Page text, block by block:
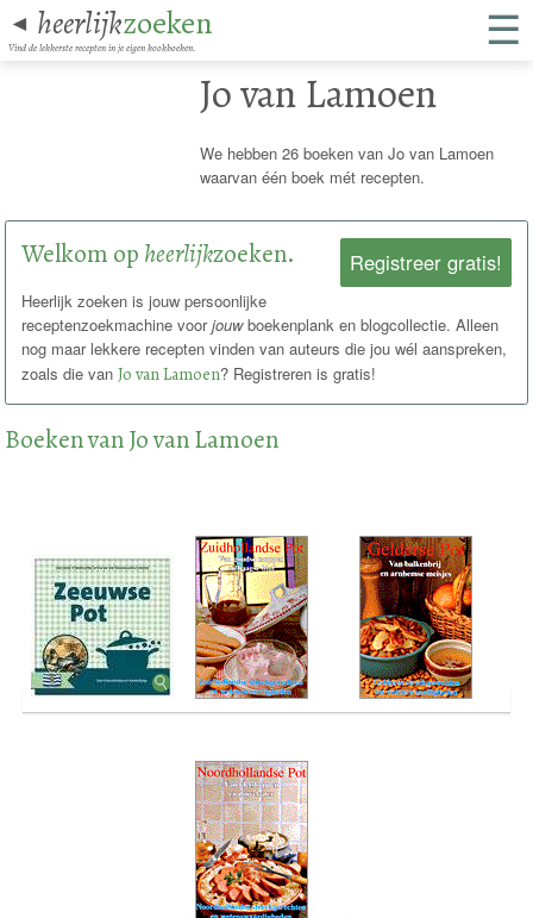
◄ heerlijkzoeken
Vind de lekkerste recepten in je eigen kookboeken. ☰
Jo van Lamoen
We hebben 26 boeken van Jo van Lamoen
waarvan één boek mét recepten.
Registreer gratis!
Welkom op heerlijkzoeken.
Heerlijk zoeken is jouw persoonlijke
receptenzoekmachine voorjouwboekenplank en blogcollectie. Alleen
nog maar lekkere recepten vinden van auteurs die jou wél aanspreken,
zoals die vanJo van Lamoen? Registreren is gratis!
Boeken van Jo van Lamoen